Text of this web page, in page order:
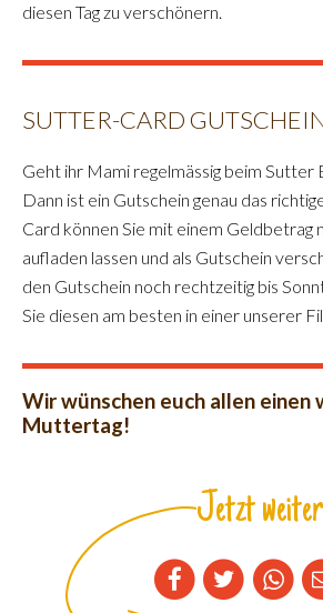
diesen Tag zu verschönern.
SUTTER-CARD
Geht ihr Mami regelmässig beim Sutter
Dann ist ein Gutschein genau das
Card können Sie mit einem Geldbetrag
aufladen lassen und als Gutschein
den Gutschein noch rechtzeitig bis
Sie diesen am besten in einer unserer
Wir wünschen euch allen einen
Muttertag!
Jetzt